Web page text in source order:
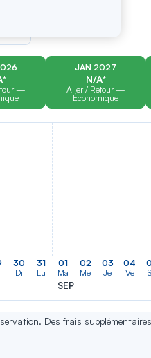
—
JAN 2027
N/A*
Aller / Retour —
Économique
30
Di
31
Lu
01
Ma
SEP
02
Me
03
Je
04
Ve
Des frais